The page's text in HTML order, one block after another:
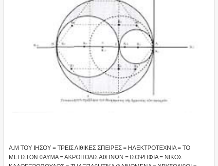
Α.Μ ΤΟΥ ΙΗΣΟΥ = ΤΡΕΙΣ ΛΙθΙΚΕΣ ΣΠΕΙΡΕΣ = ΗΛΕΚΤΡΟΤΕΧΝΙΑ = ΤΟ
ΜΕΓΙΣΤΟΝ θΑΥΜΑ = ΑΚΡΟΠΟΛΙΣ ΑθΗΝΩΝ = ΙΣΟΨΗΦΙΑ = ΝΙΚΟΣ